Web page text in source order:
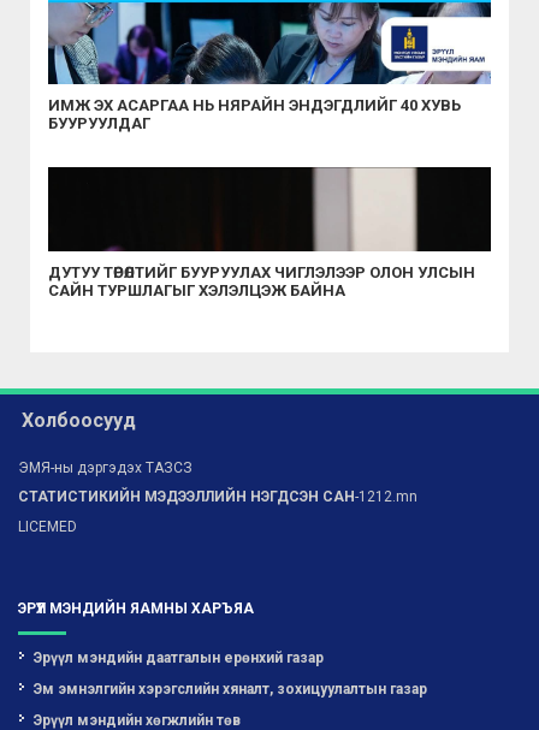
ИМЖ ЭХ АСАРГАА НЬ НЯРАЙН ЭНДЭГДЛИЙГ 40 ХУВЬ
БУУРУУЛДАГ
ДУТУУ ТӨРӨЛТИЙГ БУУРУУЛАХ ЧИГЛЭЛЭЭР ОЛОН УЛСЫН
САЙН ТУРШЛАГЫГ ХЭЛЭЛЦЭЖ БАЙНА
Холбоосууд
ЭМЯ-ны дэргэдэх ТАЗСЗ
СТАТИСТИКИЙН МЭДЭЭЛЛИЙН НЭГДСЭН САН-1212.mn
LICEMED
ЭРҮҮЛ МЭНДИЙН ЯАМНЫ ХАРЪЯА
Эрүүл мэндийн даатгалын ерөнхий газар
Эм эмнэлгийн хэрэгслийн хяналт, зохицуулалтын газар
Эрүүл мэндийн хөгжлийн төв